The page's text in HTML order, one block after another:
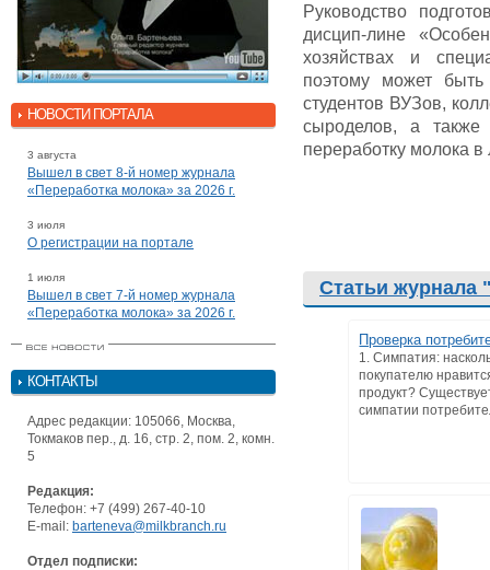
НОВОСТИ ПОРТАЛА
3 августа
Вышел в свет 8-й номер журнала
«Переработка молока» за 2026 г.
3 июля
О регистрации на портале
1 июля
Вышел в свет 7-й номер журнала
«Переработка молока» за 2026 г.
КОНТАКТЫ
Адрес редакции: 105066, Москва,
Токмаков пер., д. 16, стр. 2, пом. 2, комн.
5
Редакция:
Телефон: +7 (499) 267-40-10
E-mail: barteneva@milkbranch.ru
Отдел подписки:
Руководство
дисцип-лине
хозяйствах и
поэтому может
студентов ВУЗов,
сыроделов, а также
переработку молока
Статьи журнала
Проверка
1. Симпатия:
покупателю
продукт?
симпатии